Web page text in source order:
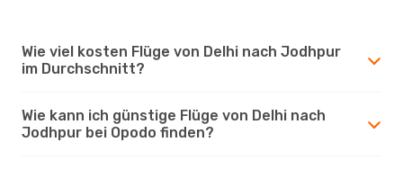
Wie viel kosten Flüge von Delhi nach Jodhpur
im Durchschnitt?
Wie kann ich günstige Flüge von Delhi nach
Jodhpur bei Opodo finden?